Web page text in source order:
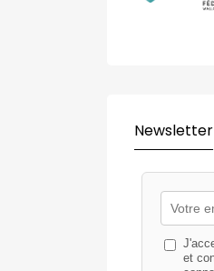
Newsletter